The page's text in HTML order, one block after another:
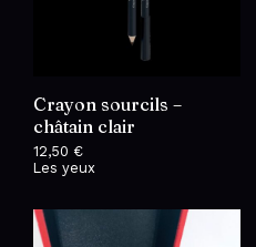
Crayon sourcils –
châtain clair
12,50 €
Les yeux